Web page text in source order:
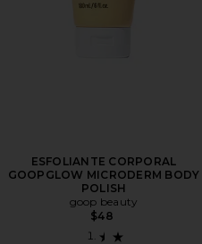
ESFOLIANTE CORPORAL
GOOPGLOW MICRODERM BODY
POLISH
goop beauty
$48